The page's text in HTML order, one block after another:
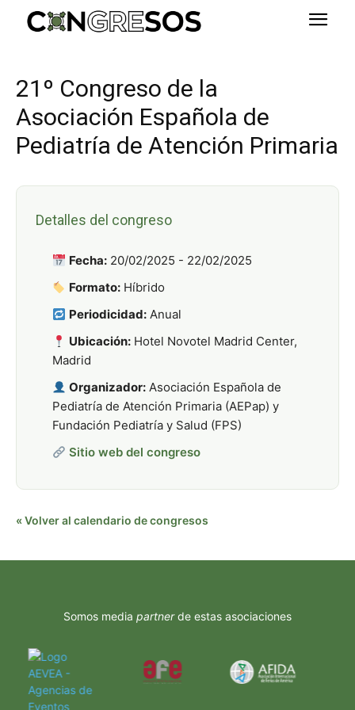
21º Congreso de la
Asociación Española de
Pediatría de Atención Primaria
Detalles del congreso
Fecha: 20/02/2025 - 22/02/2025
Formato: Híbrido
Periodicidad: Anual
Ubicación: Hotel Novotel Madrid Center,
Madrid
Organizador: Asociación Española de
Pediatría de Atención Primaria (AEPap) y
Fundación Pediatría y Salud (FPS)
Sitio web del congreso
« Volver al calendario de congresos
Somos media partnerde estas asociaciones